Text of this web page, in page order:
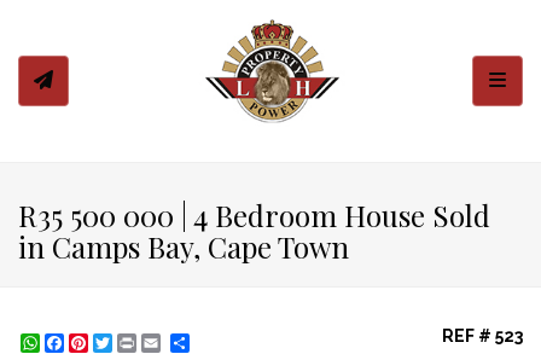
R35 500 000 | 4 Bedroom House Sold
in Camps Bay, Cape Town
WhatsApp
Facebook
Pinterest
Twitter
Print REF # 523